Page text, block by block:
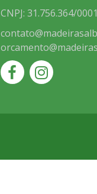
CNPJ: 31.756.364/